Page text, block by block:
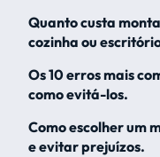
Quanto custa
cozinha ou
Os 10 erros mais
como evitá-los.
Como escolher um
e evitar prejuízos.